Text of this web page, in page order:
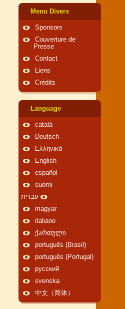
Menu Divers
Sponsors
Couverture de
Presse
Contact
Liens
Crédits
Language
català
Deutsch
Ελληνικά
English
español
suomi
עברית
magyar
italiano
ქართული
português (Brasil)
português (Portugal)
русский
svenska
中文（简体）